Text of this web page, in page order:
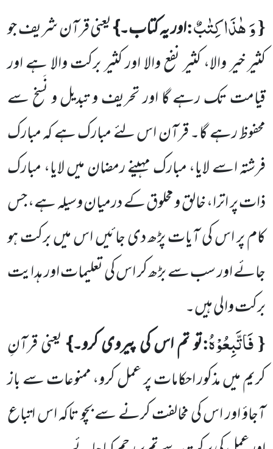
{وَ هٰذَا كِتٰبٌ:اور یہ کتاب۔}یعنی قرآن شریف جو
کثیر خیر والا، کثیر نفع والا اور کثیر برکت والا ہے اور
قیامت تک رہےگا اور تحریف و تبدیل و نَسخ سے
محفوظ رہے گا۔ قرآن اس لئے مبارک ہے کہ مبارک
فرشتہ اسے لایا، مبارک مہینے رمضان میں لایا،مبارک
ذات پر اترا، خالق و مخلوق کے درمیان وسیلہ ہے، جس
کام پر اس کی آیات پڑھ دی جائیں اس میں برکت ہو
جائےاور سب سے بڑھ کر اس کی تعلیمات اور ہدایت
برکت والی ہیں۔
{فَاتَّبِعُوْهُ:تو تم اس کی پیروی کرو۔}یعنی قرآنِ
کریم میں مذکور احکامات پر عمل کرو، ممنوعات سے باز
آجاؤ اور اس کی مخالفت کرنے سے بچو تاکہ اس اتباع